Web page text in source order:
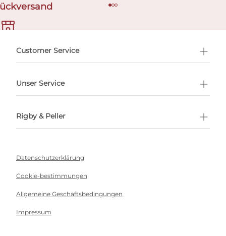
buchen
Customer Service
Unser Service
Rigby & Peller
Datenschutzerklärung
Cookie-bestimmungen
Allgemeine Geschäftsbedingungen
Impressum